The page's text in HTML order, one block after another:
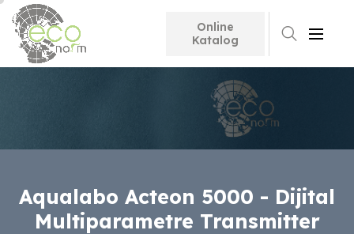
Online
Katalog
Search
Aqualabo Acteon 5000 - Dijital
Multiparametre Transmitter